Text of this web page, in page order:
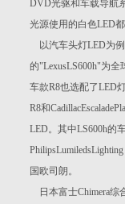
DVD光驱和车载导航
光源使用的白色LED
以汽车头灯LED为例
的"LexusLS600h"为
车款R8也选配了LED
R8和
LED。其中LS600h的
国欧司朗。
日本富士Chimera综